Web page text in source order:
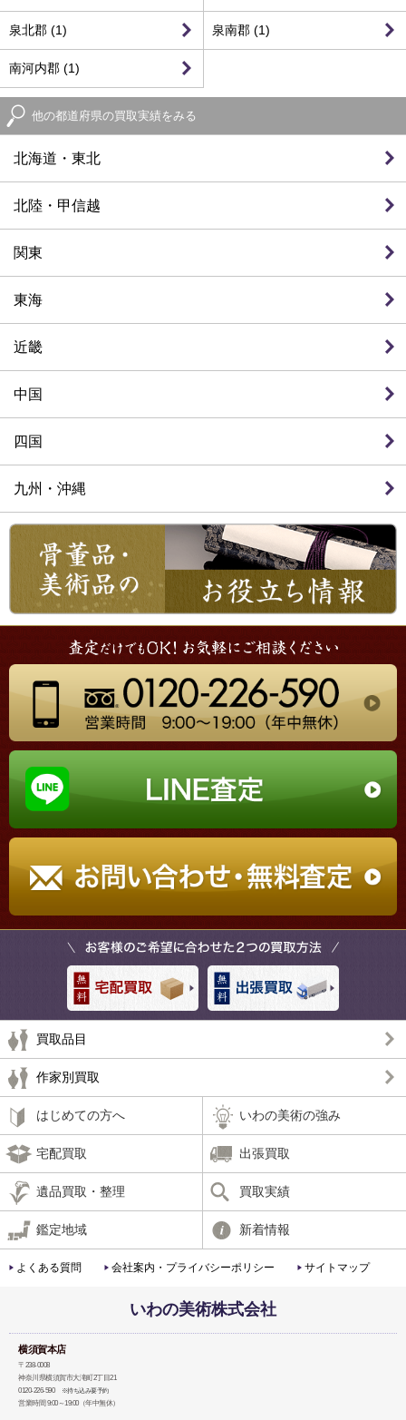
泉北郡 (1) 泉南郡 (1)
南河内郡 (1)
他の都道府県の買取実績をみる
北海道・東北
北陸・甲信越
関東
東海
近畿
中国
四国
九州・沖縄
買取品目
作家別買取
はじめての方へ いわの美術の強み
宅配買取 出張買取
遺品買取・整理 買取実績
鑑定地域 新着情報
よくある質問 会社案内・プライバシーポリシー サイトマップ
いわの美術株式会社
横須賀本店
〒238-0008
神奈川県横須賀市大滝町2丁目21
0120-226-590
※持ち込み要予約
営業時間 9:00～19:00（年中無休）